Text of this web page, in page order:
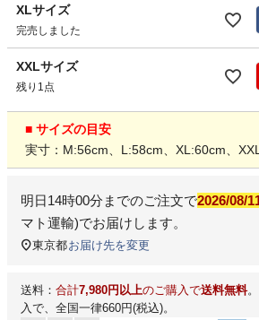
XLサイズ
完売しました
XXLサイズ
残り1点
■ サイズの目安
実寸：M:56cm、L:58cm、XL:60cm、
明日14時00分 までのご注文で2026/08/
マト運輸)でお届けします。
東京都お届け先を変更
送料： 合計7,980円以上のご購入で送料無料
入で、全国一律660円(税込)。